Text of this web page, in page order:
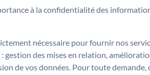
à la confidentialité des
nécessaire pour fournir nos
gestion des mises en relation,
de vos données. Pour toute